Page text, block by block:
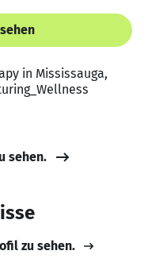
in Mississauga,
sehen.
zu sehen.